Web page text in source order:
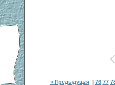
« Предыдущая| 76 77